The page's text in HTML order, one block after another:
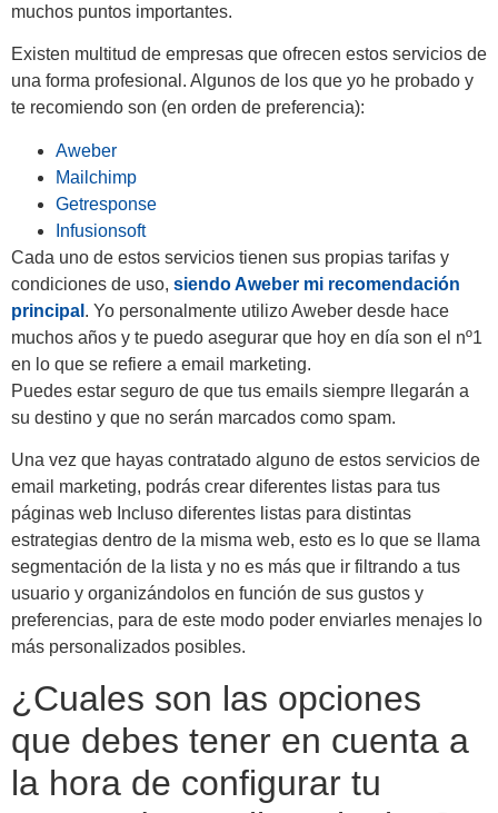
muchos puntos importantes.
Existen multitud de empresas que ofrecen estos servicios de
una forma profesional. Algunos de los que yo he probado y
te recomiendo son (en orden de preferencia):
Aweber
Mailchimp
Getresponse
Infusionsoft
Cada uno de estos servicios tienen sus propias tarifas y
condiciones de uso, siendo Aweber mi recomendación
principal . Yo personalmente utilizo Aweber desde hace
muchos años y te puedo asegurar que hoy en día son el nº1
en lo que se refiere a email marketing.
Puedes estar seguro de que tus emails siempre llegarán a
su destino y que no serán marcados como spam.
Una vez que hayas contratado alguno de estos servicios de
email marketing, podrás crear diferentes listas para tus
páginas web Incluso diferentes listas para distintas
estrategias dentro de la misma web, esto es lo que se llama
segmentación de la lista y no es más que ir filtrando a tus
usuario y organizándolos en función de sus gustos y
preferencias, para de este modo poder enviarles menajes lo
más personalizados posibles.
¿Cuales son las opciones
que debes tener en cuenta a
la hora de configurar tu